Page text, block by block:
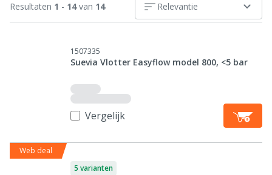
Resultaten 1 - 14van 14 Relevantie
1507335
Suevia Vlotter Easyflow model 800, <5 bar
Vergelijk
Web deal
5 varianten